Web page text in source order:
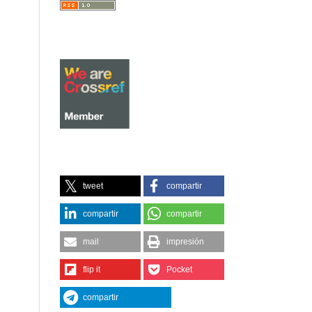
tweet compartir
compartir compartir
mail impresión
flip it Pocket
compartir